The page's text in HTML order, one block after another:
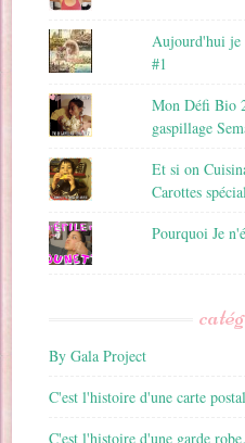
Aujourd'hui je
#1
Mon Défi Bio
gaspillage
Et si on
Carottes
Pourquoi Je
By Gala Project
C'est l'histoire d'une carte
C'est l'histoire d'une garde